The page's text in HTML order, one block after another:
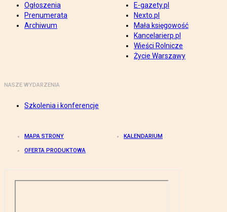
Ogłoszenia
Prenumerata
Archiwum
E-gazety.pl
Nexto.pl
Mała księgowość
Kancelarierp.pl
Wieści Rolnicze
Życie Warszawy
NASZE WYDARZENIA
Szkolenia i konferencje
MAPA STRONY KALENDARIUM
OFERTA PRODUKTOWA